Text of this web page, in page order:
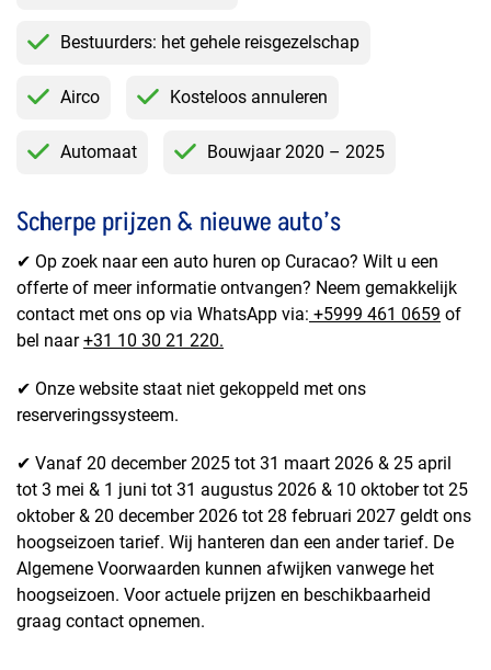
Bestuurders: het gehele reisgezelschap
Airco Kosteloos annuleren
Automaat Bouwjaar 2020 – 2025
Scherpe prijzen & nieuwe auto’s
✔ Op zoek naar een auto huren op Curacao? Wilt u een
offerte of meer informatie ontvangen? Neem gemakkelijk
contact met ons op via WhatsApp via: +5999 461 0659 of
bel naar+31 10 30 21 220.
✔ Onze website staat niet gekoppeld met ons
reserveringssysteem.
✔ Vanaf 20 december 2025 tot 31 maart 2026 & 25 april
tot 3 mei & 1 juni tot 31 augustus 2026 & 10 oktober tot 25
oktober & 20 december 2026 tot 28 februari 2027 geldt ons
hoogseizoen tarief. Wij hanteren dan een ander tarief. De
Algemene Voorwaarden kunnen afwijken vanwege het
hoogseizoen. Voor actuele prijzen en beschikbaarheid
graag contact opnemen.